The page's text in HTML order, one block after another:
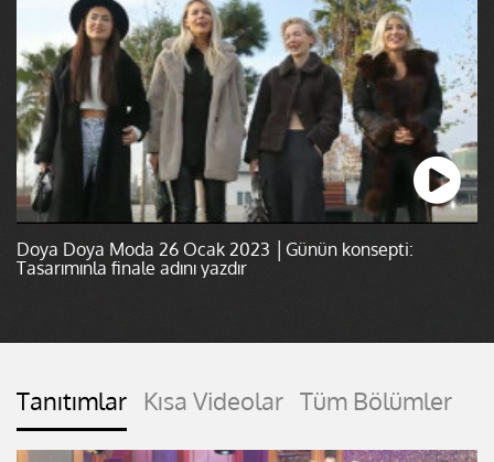
Doya Doya Moda 26 Ocak 2023 │Günün konsepti:
Tasarımınla finale adını yazdır
Tanıtımlar Kısa Videolar Tüm Bölümler